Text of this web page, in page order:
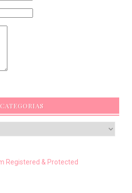
CATEGORIAS